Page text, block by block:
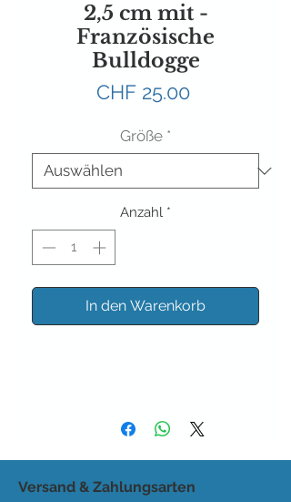
2,5 cm mit -
Französische
Bulldogge
CHF 25.00Preis
Größe *
Anzahl *
In den Warenkorb
Versand & Zahlungsarten